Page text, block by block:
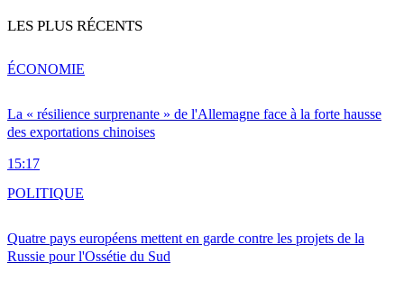
LES PLUS RÉCENTS
La « résilience surprenante » de l'Allemagne face à la forte hausse
des exportations chinoises
15:17
ÉCONOMIE
Quatre pays européens mettent en garde contre les projets de la
Russie pour l'Ossétie du Sud
POLITIQUE